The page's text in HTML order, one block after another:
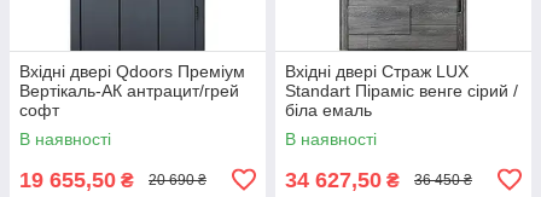
Вхідні двері Qdoors Преміум
Вертікаль-АК антрацит/грей
софт
В наявності
19 655,50 ₴ 20 690 ₴
Вхідні двері Страж LUX
Standart Піраміс венге сірий /
біла емаль
В наявності
34 627,50 ₴ 36 450 ₴